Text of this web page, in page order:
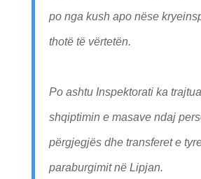
po nga kush apo nëse
thotë të vërtetën.
Po ashtu Inspektorati ka
shqiptimin e masave ndaj
përgjegjës dhe transferet e
paraburgimit në Lipjan.